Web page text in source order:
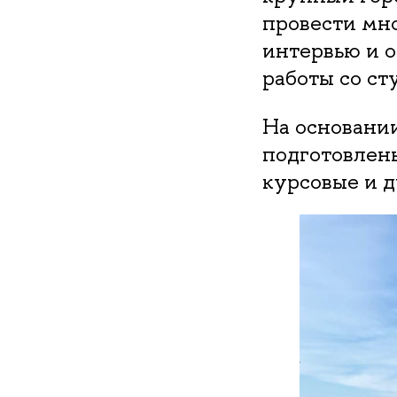
провести
интервью и
работы со
На
курсовые и